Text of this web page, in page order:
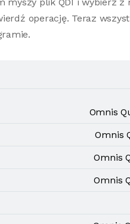
operację. Teraz
Omnis
Omnis
Omnis
Omnis